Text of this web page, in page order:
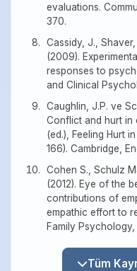
evaluations.
370.
Cassidy, J.,
(2009).
responses to
and Clinical
Caughlin, J.P. ve
Conflict and hurt in
(ed.), Feeling Hurt
166). Cambridge,
Cohen S., Schulz
(2012). Eye of the
contributions of
empathic effort to
Family